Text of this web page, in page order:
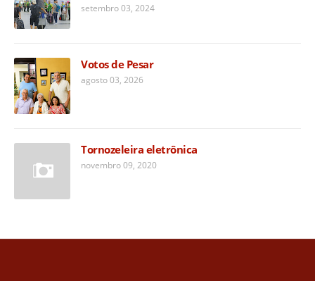
setembro 03, 2024
Votos de Pesar
agosto 03, 2026
Tornozeleira eletrônica
novembro 09, 2020